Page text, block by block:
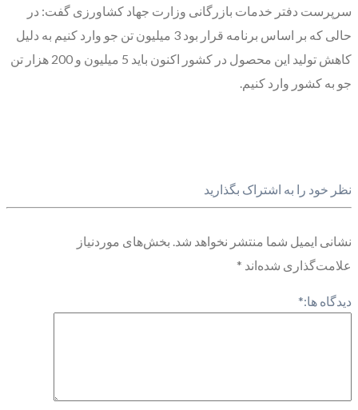
سرپرست دفتر خدمات بازرگانی وزارت جهاد کشاورزی گفت: در
حالی که بر اساس برنامه قرار بود 3 میلیون تن جو وارد کنیم به دلیل
کاهش تولید این محصول در کشور اکنون باید 5 میلیون و 200 هزار تن
جو به کشور وارد کنیم.
نظر خود را به اشتراک بگذارید
نشانی ایمیل شما منتشر نخواهد شد. بخش‌های موردنیاز
علامت‌گذاری شده‌اند *
دیدگاه ها:*